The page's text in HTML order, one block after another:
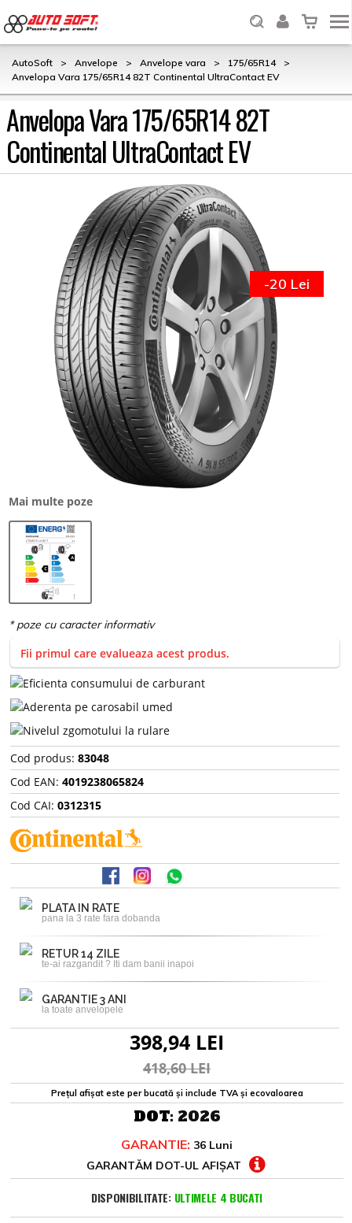
AutoSoft > Anvelope > Anvelope vara > 175/65R14
>
Anvelopa Vara 175/65R14 82T Continental UltraContact EV
Anvelopa Vara 175/65R14 82T
Continental UltraContact EV
Mai multe poze
-20 Lei
Fii primul care evalueaza acest produs.
Cod produs: 83048
Cod EAN: 4019238065824
Cod CAI: 0312315
PLATA IN RATE
pana la 3 rate fara dobanda
RETUR 14 ZILE
te-ai razgandit ? Iti dam banii inapoi
GARANTIE 3 ANI
la toate anvelopele
398,94 LEI
418,60 LEI
Prețul afișat este per bucată și include TVA și ecovaloarea
DOT: 2026
GARANTIE: 36 Luni
GARANTĂM DOT-UL AFIȘAT
DISPONIBILITATE: ULTIMELE 4 BUCATI